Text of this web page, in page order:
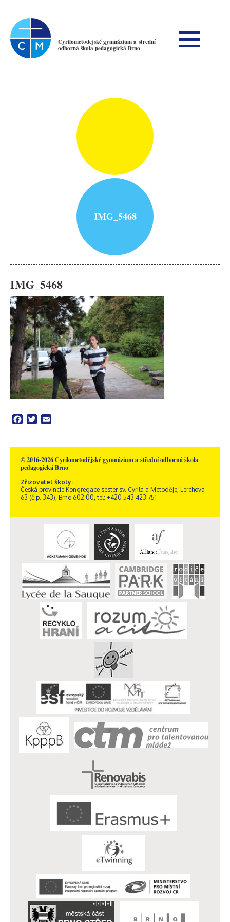
Cyrilometodějské gymnázium a střední
odborná škola pedagogická Brno
IMG_5468
IMG_5468
Facebook
Twitter
© 2016-2026 Cyrilometodějské gymnázium a střední odborná škola
pedagogická Brno
Zřizovatel školy:
Česká provincie Kongregace sester sv. Cyrila a Metoděje, Lerchova
63 (č.p. 343), Brno 602 00, tel: +420 543 423 751